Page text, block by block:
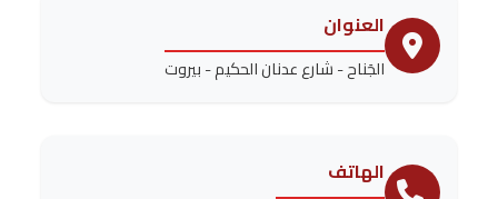
العنوان
الجَناح - شارع عدنان الحكيم - بيروت
الهاتف